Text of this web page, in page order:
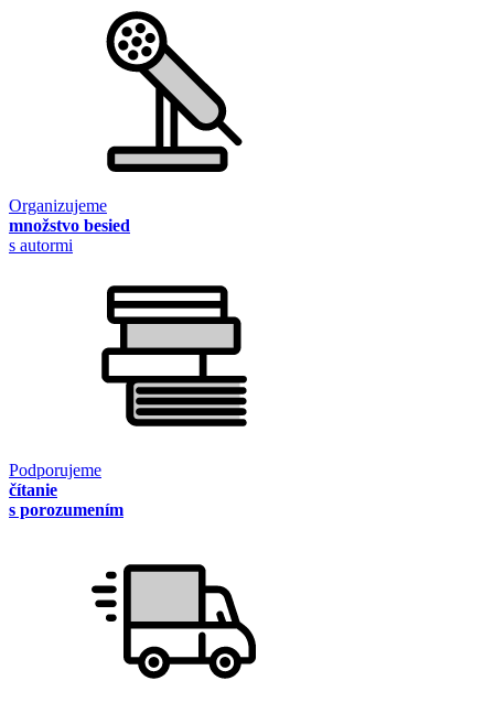
Organizujeme
množstvo besied
s autormi
Podporujeme
čítanie
s porozumením